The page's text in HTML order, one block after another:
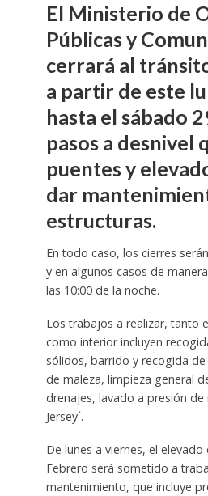
El Ministerio de
Públicas y
cerrará al
a partir de este
hasta el sábado
pasos a desnivel
puentes y
dar
estructuras.
En todo caso, los cierres
y en algunos casos de
las 10:00 de la noche.
Los trabajos a realizar, tanto
como interior incluyen
sólidos, barrido y recogida
de maleza, limpieza general
drenajes, lavado a presión de
Jersey´.
De lunes a viernes, el
Febrero será sometido a
mantenimiento, que incluye